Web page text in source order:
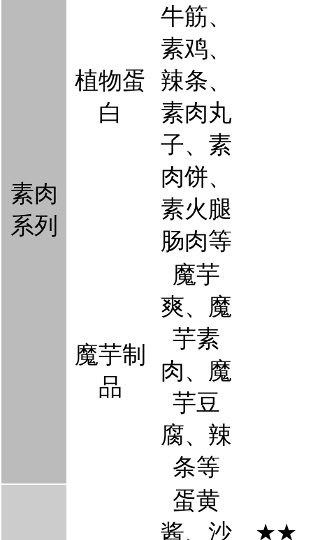
素肉
系列
植物蛋
白
牛筋、
素鸡、
辣条、
素肉丸
子、素
肉饼、
素火腿
肠肉等
魔芋制
品
魔芋
爽、 魔
芋素
肉、 魔
芋豆
腐、 辣
条等
蛋黄
酱、沙
★★